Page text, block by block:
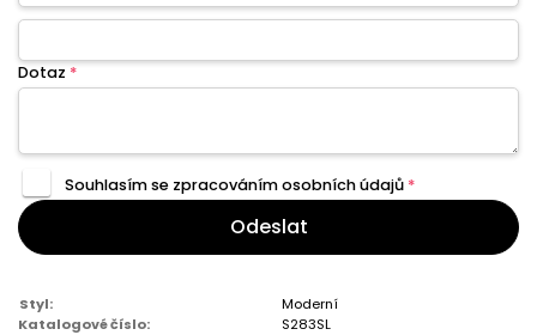
Dotaz *
Souhlasím se zpracovánímosobních údajů *
Odeslat
Styl:
Moderní
Katalogové číslo:
S283SL